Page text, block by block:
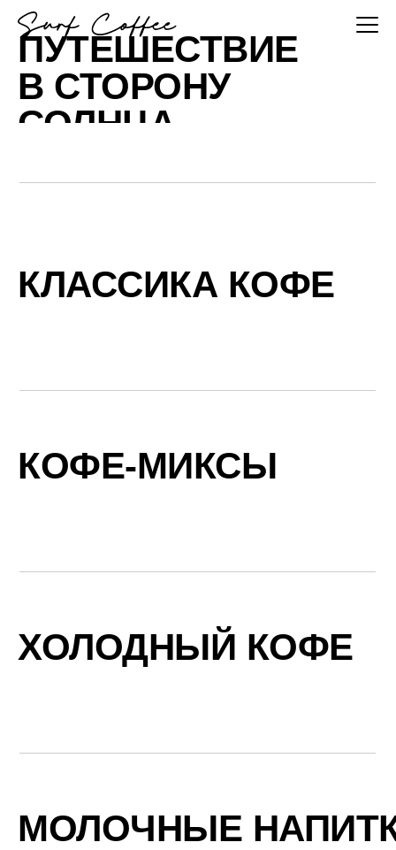
ПУТЕШЕСТВИЕ
В СТОРОНУ
СОЛНЦА
КЛАССИКА КОФЕ
КОФЕ-МИКСЫ
ХОЛОДНЫЙ КОФЕ
МОЛОЧНЫЕ